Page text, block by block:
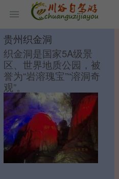
贵州织金洞
织金洞是国家5A级景
区、世界地质公园，被
誉为“岩溶瑰宝”“溶洞奇
观”。